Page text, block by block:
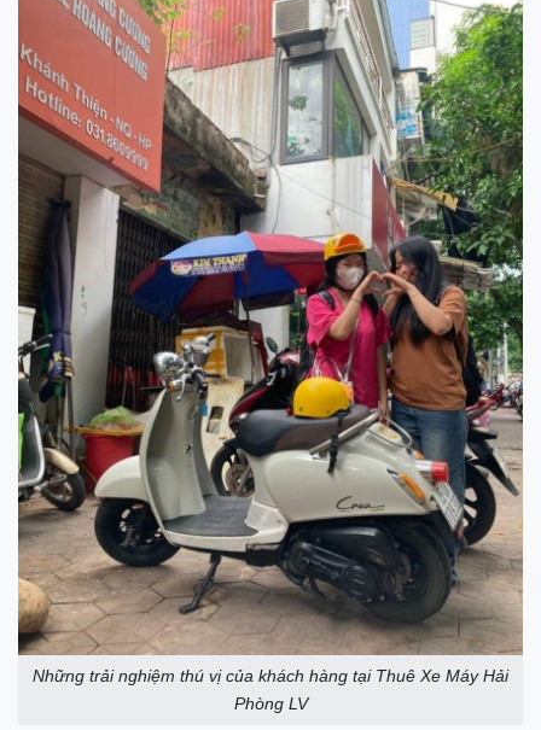
Những trải nghiệm thú vị của khách hàng tại Thuê Xe Máy Hải
Phòng LV